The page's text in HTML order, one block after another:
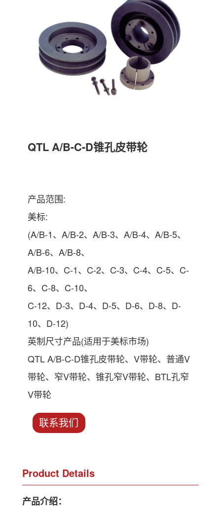
QTL A/B-C-D锥孔皮带轮
产品范围:
美标:
(A/B-1、A/B-2、A/B-3、A/B-4、A/B-5、
A/B-6、A/B-8、
A/B-10、C-1、C-2、C-3、C-4、C-5、C-
6、C-8、C-10、
C-12、D-3、D-4、D-5、D-6、D-8、D-
10、D-12)
英制尺寸产品(适用于美标市场)
QTL A/B-C-D锥孔皮带轮、V带轮、普通V
带轮、窄V带轮、锥孔窄V带轮、BTL孔窄
V带轮
联系我们
Product Details
产品介绍：